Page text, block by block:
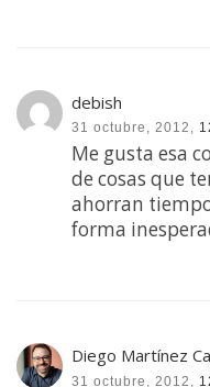
debish
31 octubre, 2012,
Me gusta esa
de cosas que
ahorran
forma
Diego Martínez
31 octubre, 2012,